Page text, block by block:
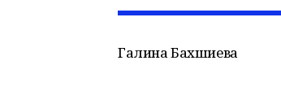
Галина Бахшиева